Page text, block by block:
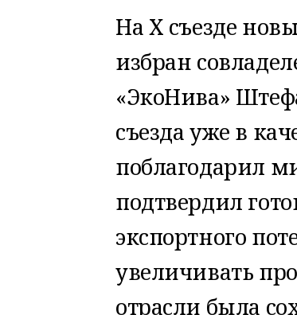
На X съезде
избран
«ЭкоНива»
съезда уже в
поблагодарил
подтвердил
экспортного
увеличивать
отрасли была